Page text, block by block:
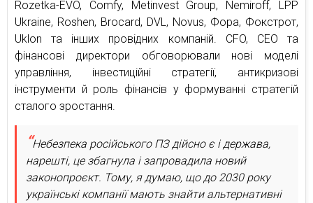
Rozetka-EVO, Comfy, Metinvest Group, Nemiroff, LPP
Ukraine, Roshen, Brocard, DVL, Novus, Фора, Фокстрот,
Uklon та інших провідних компаній. CFO, CEO та
фінансові директори обговорювали нові моделі
управління, інвестиційні стратегії, антикризові
інструменти й роль фінансів у формуванні стратегій
сталого зростання.
Небезпека російського ПЗ дійсно є і держава,
нарешті, це збагнула і запровадила новий
законопроєкт. Тому, я думаю, що до 2030 року
українські компанії мають знайти альтернативні